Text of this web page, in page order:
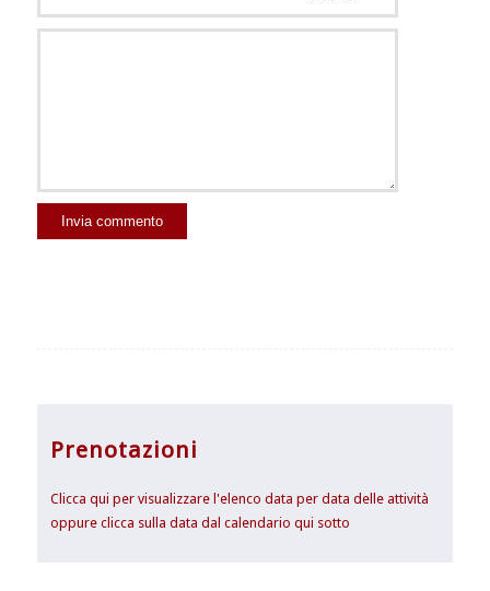
Prenotazioni
Clicca qui per visualizzare l'elenco data per data delle attività
oppure clicca sulla data dal calendario qui sotto